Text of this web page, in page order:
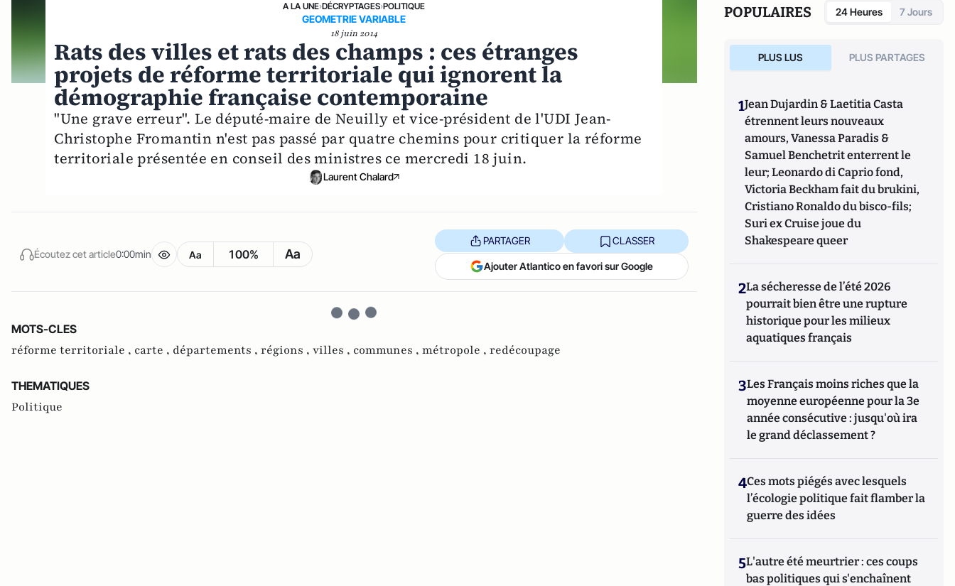
A LA UNE›DÉCRYPTAGES›POLITIQUE
GEOMETRIE VARIABLE
18 juin 2014
Rats des villes et rats des champs : ces étranges
projets de réforme territoriale qui ignorent la
démographie française contemporaine
"Une grave erreur". Le député-maire de Neuilly et vice-président de l'UDI Jean-
Christophe Fromantin n'est pas passé par quatre chemins pour critiquer la réforme
territoriale présentée en conseil des ministres ce mercredi 18 juin.
Laurent Chalard
Écoutez cet article0:00min Aa 100% Aa
PARTAGER CLASSER
Ajouter Atlantico en favori sur Google
MOTS-CLES
réforme territoriale , carte , départements , régions , villes , communes , métropole , redécoupage
THEMATIQUES
Politique
POPULAIRES 24 Heures 7 Jours
PLUS LUS PLUS PARTAGES
1Jean Dujardin & Laetitia Casta
étrennent leurs nouveaux
amours, Vanessa Paradis &
Samuel Benchetrit enterrent le
leur; Leonardo di Caprio fond,
Victoria Beckham fait du brukini,
Cristiano Ronaldo du bisco-fils;
Suri ex Cruise joue du
Shakespeare queer
2La sécheresse de l’été 2026
pourrait bien être une rupture
historique pour les milieux
aquatiques français
3Les Français moins riches que la
moyenne européenne pour la 3e
année consécutive : jusqu'où ira
le grand déclassement ?
4Ces mots piégés avec lesquels
l’écologie politique fait flamber la
guerre des idées
5L'autre été meurtrier : ces coups
bas politiques qui s'enchaînent